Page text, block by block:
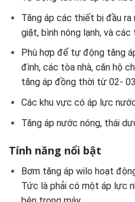
Tăng áp các thiết bị đầu ra
giặt, bình nóng lạnh, và
Phù hợp để tự động tăng
đình, các tòa nhà, căn hộ
tăng áp đồng thời từ 02-
Các khu vực có áp lực
Tăng áp nước nóng, thái
Tính năng nổi bật
Bơm tăng áp wilo hoạt
Tức là phải có một áp lực